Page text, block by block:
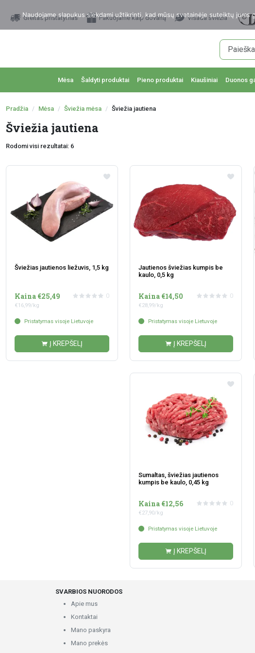
Greitas pristatymas Pakuojame kaip dovaną Visada šviežia
Mėsa Šaldyti produktai Pieno produktai Kiaušiniai Duonos
Pradžia Mėsa Šviežia mėsa Šviežia jautiena
Šviežia jautiena
Rodomi visi rezultatai: 6
Šviežias jautienos liežuvis, 1,5 kg
Kaina €25,49
€16,99/kg
0
Pristatymas visoje Lietuvoje
Į KREPŠELĮ
Jautienos šviežias kumpis be
kaulo, 0,5 kg
Kaina €14,50
€28,99/kg
0
Pristatymas visoje Lietuvoje
Į KREPŠELĮ
Sumaltas, šviežias jautienos
kumpis be kaulo, 0,45 kg
Kaina €12,56
€27,90/kg
0
Pristatymas visoje Lietuvoje
Į KREPŠELĮ
SVARBIOS NUORODOS
Apie mus
Kontaktai
Mano paskyra
Mano prekės
Naudojame slapukus siekdami užtikrinti, kad mūsų svetainėje suteiktų